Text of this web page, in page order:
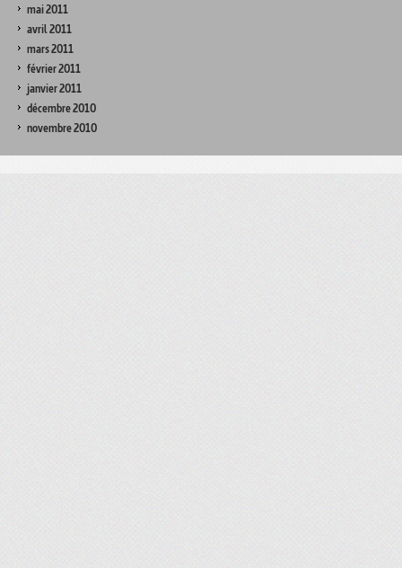
mai 2011
avril 2011
mars 2011
février 2011
janvier 2011
décembre 2010
novembre 2010